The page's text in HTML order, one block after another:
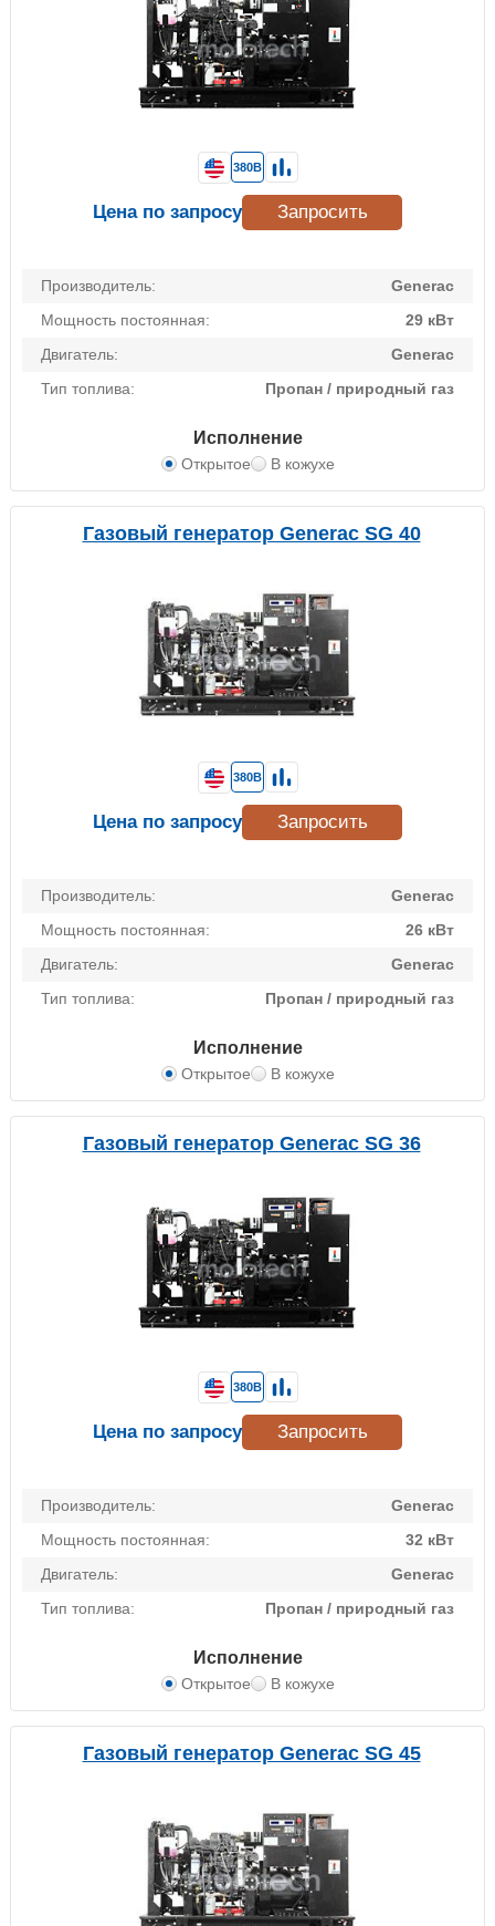
Производитель:
Generac
Мощность постоянная:
29 кВт
Двигатель:
Generac
Тип топлива:
Пропан / природный газ
Исполнение
Открытое В кожухе
380В
Цена по запросу Запросить
Газовый генератор Generac SG 40
Производитель:
Generac
Мощность постоянная:
26 кВт
Двигатель:
Generac
Тип топлива:
Пропан / природный газ
Исполнение
Открытое В кожухе
380В
Цена по запросу Запросить
Газовый генератор Generac SG 36
Производитель:
Generac
Мощность постоянная:
32 кВт
Двигатель:
Generac
Тип топлива:
Пропан / природный газ
Исполнение
Открытое В кожухе
380В
Цена по запросу Запросить
Газовый генератор Generac SG 45